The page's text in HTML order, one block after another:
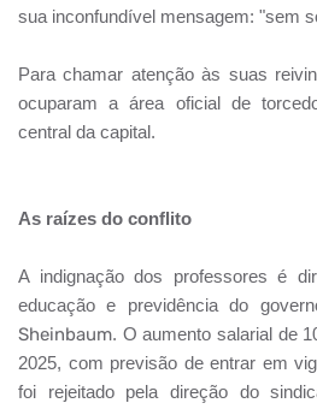
sua inconfundível mensagem: "sem
Para chamar atenção às suas
ocuparam a área oficial de
central da capital.
As raízes do conflito
A indignação dos professores é
educação e previdência do
Sheinbaum. O aumento salarial de
2025, com previsão de entrar em
foi rejeitado pela direção do